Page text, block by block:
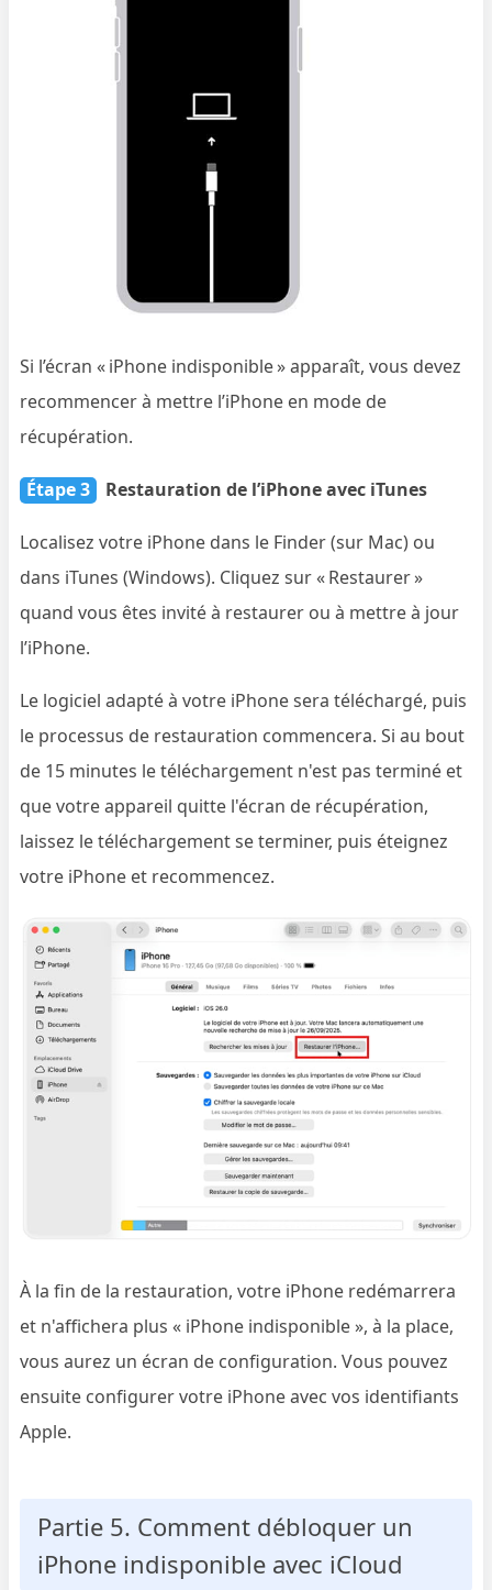
Si l’écran « iPhone indisponible » apparaît, vous devez
recommencer à mettre l’iPhone en mode de
récupération.
Étape 3 Restauration de l’iPhone avec iTunes
Localisez votre iPhone dans le Finder (sur Mac) ou
dans iTunes (Windows). Cliquez sur « Restaurer »
quand vous êtes invité à restaurer ou à mettre à jour
l’iPhone.
Le logiciel adapté à votre iPhone sera téléchargé, puis
le processus de restauration commencera. Si au bout
de 15 minutes le téléchargement n'est pas terminé et
que votre appareil quitte l'écran de récupération,
laissez le téléchargement se terminer, puis éteignez
votre iPhone et recommencez.
À la fin de la restauration, votre iPhone redémarrera
et n'affichera plus « iPhone indisponible », à la place,
vous aurez un écran de configuration. Vous pouvez
ensuite configurer votre iPhone avec vos identifiants
Apple.
Partie 5. Comment débloquer un
iPhone indisponible avec iCloud